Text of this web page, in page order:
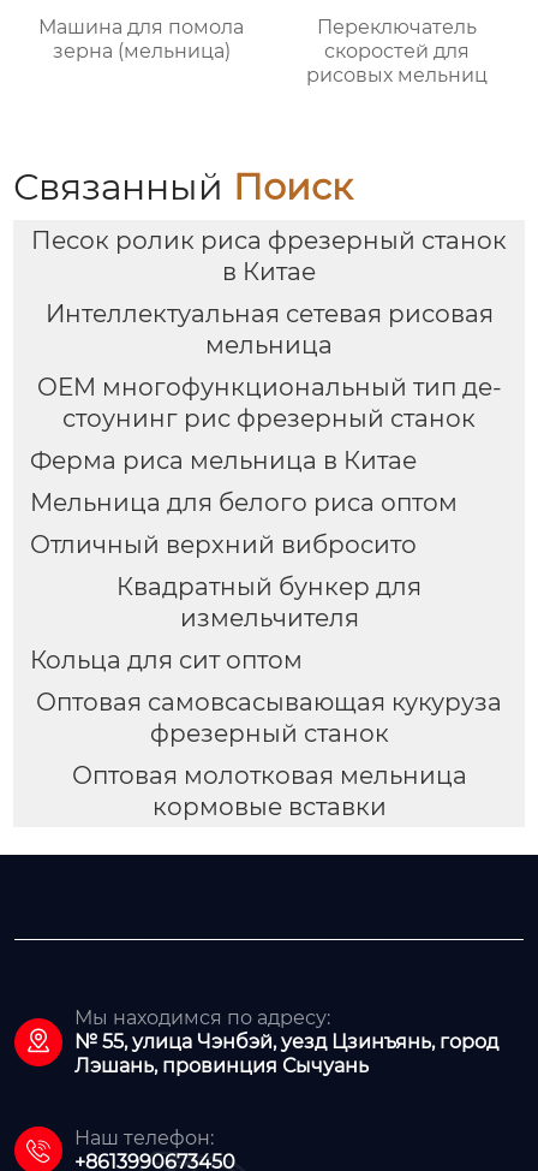
Машина для помола
зерна (мельница)
Переключатель
скоростей для
рисовых мельниц
Связанный Поиск
Песок ролик риса фрезерный станок
в Китае
Интеллектуальная сетевая рисовая
мельница
OEM многофункциональный тип де-
стоунинг рис фрезерный станок
Ферма риса мельница в Китае
Мельница для белого риса оптом
Отличный верхний вибросито
Квадратный бункер для
измельчителя
Кольца для сит оптом
Оптовая самовсасывающая кукуруза
фрезерный станок
Оптовая молотковая мельница
кормовые вставки

Мы находимся по адресу:
№ 55, улица Чэнбэй, уезд Цзинъянь, город
Лэшань, провинция Сычуань

Наш телефон:
+8613990673450